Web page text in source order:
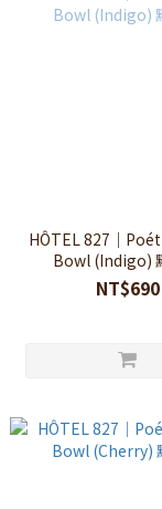
HÔTEL 827｜
Bowl (Indigo)
NT$690